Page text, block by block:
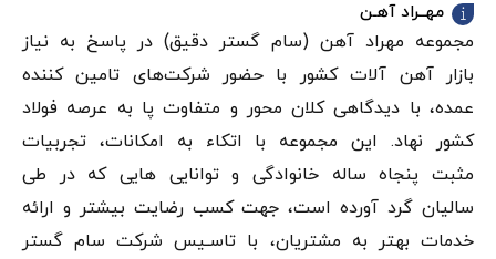
مهــراد آهـن
مجموعه مهراد آهن (سام گستر دقيق) در پاسخ به نیاز
بازار آهن‌ آلات کشور با حضور شرکت‌های تامین کننده
عمده، با دیدگاهی کلان محور و متفاوت پا به عرصه فولاد
کشور نهاد. این مجموعه با اتکاء به امکانات، تجربیات
مثبت پنجاه ساله خانوادگی و توانایی هایی که در طی
سالیان گرد آورده است، جهت کسب رضایت بیشتر و ارائه
خدمات بهتر به مشتریان، با تاسـیس شرکت سام گستر